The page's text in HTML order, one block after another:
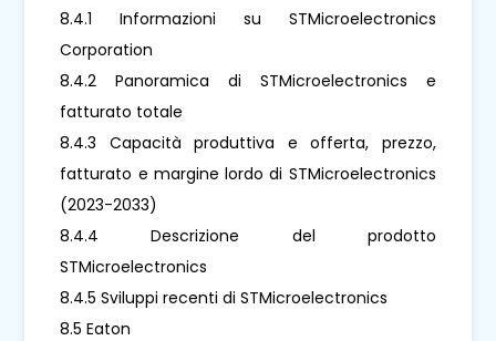
8.4.1 Informazioni su STMicroelectronics
Corporation
8.4.2 Panoramica di STMicroelectronics e
fatturato totale
8.4.3 Capacità produttiva e offerta, prezzo,
fatturato e margine lordo di STMicroelectronics
(2023-2033)
8.4.4 Descrizione del prodotto
STMicroelectronics
8.4.5 Sviluppi recenti di STMicroelectronics
8.5 Eaton